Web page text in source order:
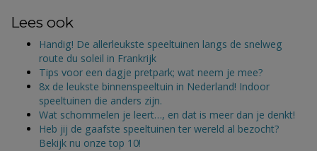
Lees ook
Handig! De allerleukste speeltuinen langs de snelweg
route du soleil in Frankrijk
Tips voor een dagje pretpark; wat neem je mee?
8x de leukste binnenspeeltuin in Nederland! Indoor
speeltuinen die anders zijn.
Wat schommelen je leert…, en dat is meer dan je denkt!
Heb jij de gaafste speeltuinen ter wereld al bezocht?
Bekijk nu onze top 10!